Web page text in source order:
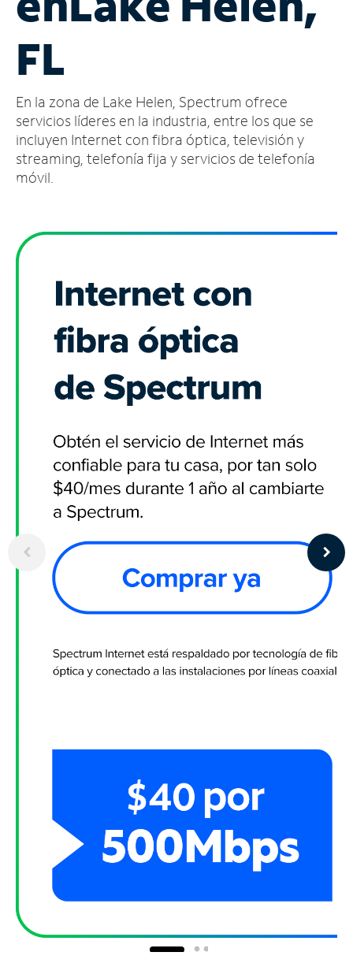
cuenta
Encuentra
tienda
FL
En la zona de Lake Helen, Spectrum ofrece
servicios líderes en la industria, entre los que se
incluyen Internet con fibra óptica, televisión y
streaming, telefonía fija y servicios de telefonía
móvil.